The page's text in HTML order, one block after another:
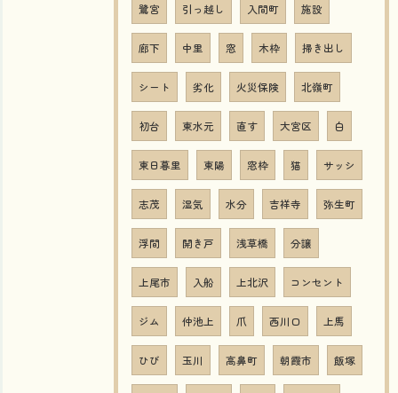
鷺宮 引っ越し 入間町 施設
廊下 中里 窓 木枠 掃き出し
シート 劣化 火災保険 北嶺町
初台 東水元 直す 大宮区 白
東日暮里 東陽 窓枠 猫 サッシ
志茂 湿気 水分 吉祥寺 弥生町
浮間 開き戸 浅草橋 分譲
上尾市 入船 上北沢 コンセント
ジム 仲池上 爪 西川口 上馬
ひび 玉川 高鼻町 朝霞市 飯塚